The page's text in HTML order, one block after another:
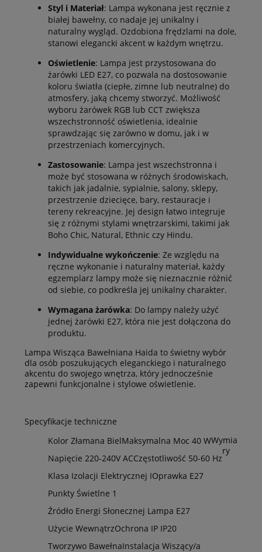
Styl i Materiał: Lampa wykonana jest ręcznie z
białej bawełny, co nadaje jej unikalny i
naturalny wygląd. Ozdobiona frędzlami na dole,
stanowi elegancki akcent w każdym wnętrzu.
Oświetlenie: Lampa jest przystosowana do
żarówki LED E27, co pozwala na dostosowanie
koloru światła (ciepłe, zimne lub neutralne) do
atmosfery, jaką chcemy stworzyć. Możliwość
wyboru żarówek RGB lub CCT zwiększa
wszechstronność oświetlenia, idealnie
sprawdzając się zarówno w domu, jak i w
przestrzeniach komercyjnych.
Zastosowanie: Lampa jest wszechstronna i
może być stosowana w różnych środowiskach,
takich jak jadalnie, sypialnie, salony, sklepy,
przestrzenie dziecięce, bary, restauracje i
tereny rekreacyjne. Jej design łatwo integruje
się z różnymi stylami wnętrzarskimi, takimi jak
Boho Chic, Natural, Ethnic czy Hindu.
Indywidualne wykończenie: Ze względu na
ręczne wykonanie i naturalny materiał, każdy
egzemplarz lampy może się nieznacznie różnić
od siebie, co podkreśla jej unikalny charakter.
Wymagana żarówka: Do lampy należy użyć
jednej żarówki E27, która nie jest dołączona do
produktu.
Lampa Wisząca Bawełniana Haida to świetny wybór
dla osób poszukujących eleganckiego i naturalnego
akcentu do swojego wnętrza, który jednocześnie
zapewni funkcjonalne i stylowe oświetlenie.
Specyfikacje techniczne
Kolor Złamana BielMaksymalna Moc 40 W
Napięcie 220-240V ACCzęstotliwość 50-60 Hz
Klasa Izolacji Elektrycznej IOprawka E27
Punkty Świetlne 1
Źródło Energi Słonecznej Lampa E27
Użycie WewnątrzOchrona IP IP20
Tworzywo BawełnaInstalacja Wiszący/a
Wymia
ry